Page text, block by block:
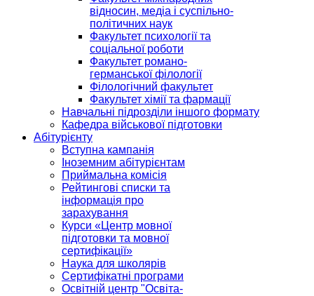
відносин, медіа і суспільно-
політичних наук
Факультет психології та
соціальної роботи
Факультет романо-
германської філології
Філологічний факультет
Факультет хімії та фармації
Навчальні підрозділи іншого формату
Кафедра військової підготовки
Абітурієнту
Вступна кампанія
Іноземним абітурієнтам
Приймальна комісія
Рейтингові списки та
інформація про
зарахування
Курси «Центр мовної
підготовки та мовної
сертифікації»
Наука для школярів
Сертифікатні програми
Освітній центр "Освіта-